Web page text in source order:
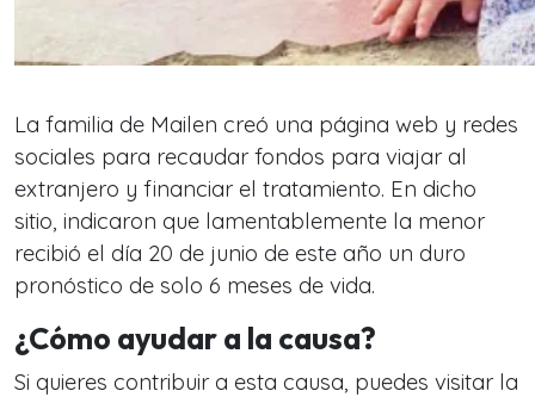
La familia de Mailen creó una página web y redes
sociales para recaudar fondos para viajar al
extranjero y financiar el tratamiento. En dicho
sitio, indicaron que lamentablemente la menor
recibió el día 20 de junio de este año un duro
pronóstico de solo 6 meses de vida.
¿Cómo ayudar a la causa?
Si quieres contribuir a esta causa, puedes visitar la